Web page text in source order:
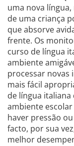
uma nova
de uma criança
que absorve
frente. Os
curso de língua
ambiente
processar novas
mais fácil
de língua
ambiente
haver pressão
facto, por sua
melhor